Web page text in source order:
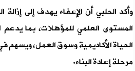
وأكد الحلبي أن الإعفاء يهدف إلى إزالة
المستوى العلمي للمؤهلات، بما
الحياة الأكاديمية وسوق العمل، ويسهم
مرحلة إعادة البناء.